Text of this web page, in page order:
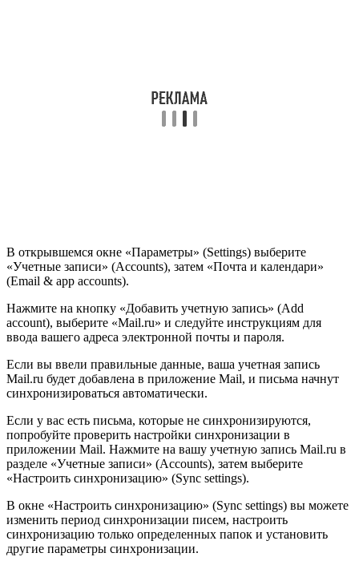
В открывшемся окне «Параметры» (Settings) выберите
«Учетные записи» (Accounts), затем «Почта и календари»
(Email & app accounts).
Нажмите на кнопку «Добавить учетную запись» (Add
account), выберите «Mail.ru» и следуйте инструкциям для
ввода вашего адреса электронной почты и пароля.
Если вы ввели правильные данные, ваша учетная запись
Mail.ru будет добавлена в приложение Mail, и письма начнут
синхронизироваться автоматически.
Если у вас есть письма, которые не синхронизируются,
попробуйте проверить настройки синхронизации в
приложении Mail. Нажмите на вашу учетную запись Mail.ru в
разделе «Учетные записи» (Accounts), затем выберите
«Настроить синхронизацию» (Sync settings).
В окне «Настроить синхронизацию» (Sync settings) вы можете
изменить период синхронизации писем, настроить
синхронизацию только определенных папок и установить
другие параметры синхронизации.